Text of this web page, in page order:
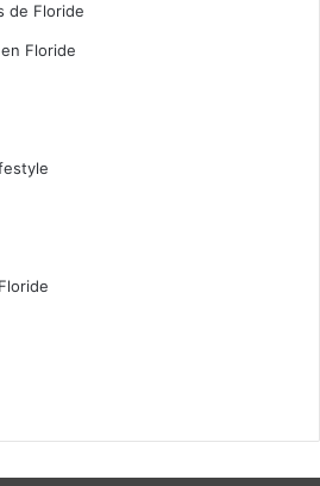
de Floride
Floride